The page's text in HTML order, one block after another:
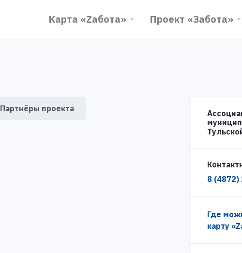
Карта «Zабота» Проект «Забота»
Партнёры проекта
8
Где
карту